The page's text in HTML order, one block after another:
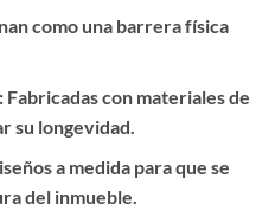
como una barrera física
Fabricadas con materiales de
su longevidad.
a medida para que se
del inmueble.